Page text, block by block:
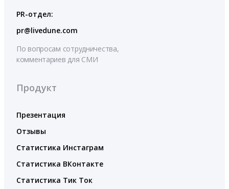
PR-отдел:
pr@livedune.com
По вопросам сотрудничества,
комментариев для СМИ
Продукт
Презентация
Отзывы
Статистика Инстаграм
Статистика ВКонтакте
Статистика Тик Ток